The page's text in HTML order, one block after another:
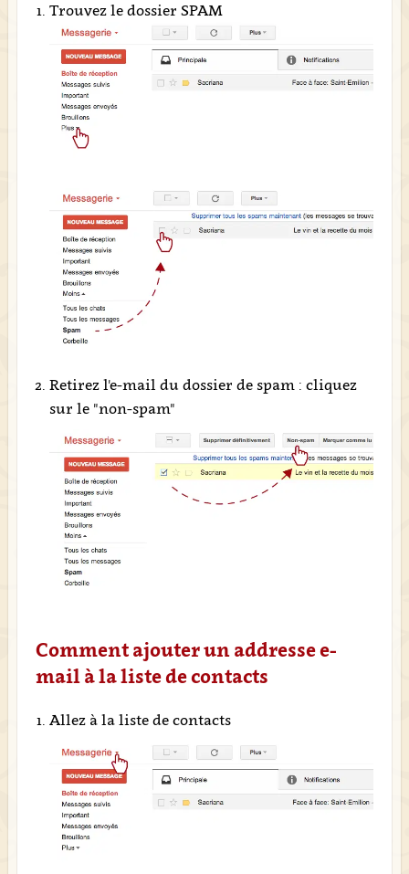
Trouvez le dossier SPAM
Retirez l'e-mail du dossier de spam : cliquez
sur le "non-spam"
Comment ajouter un addresse e-
mail à la liste de contacts
Allez à la liste de contacts